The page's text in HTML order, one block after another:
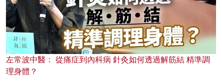
左常波中醫： 從痛症到內科病 針灸如何透過解筋結 精準調
理身體？